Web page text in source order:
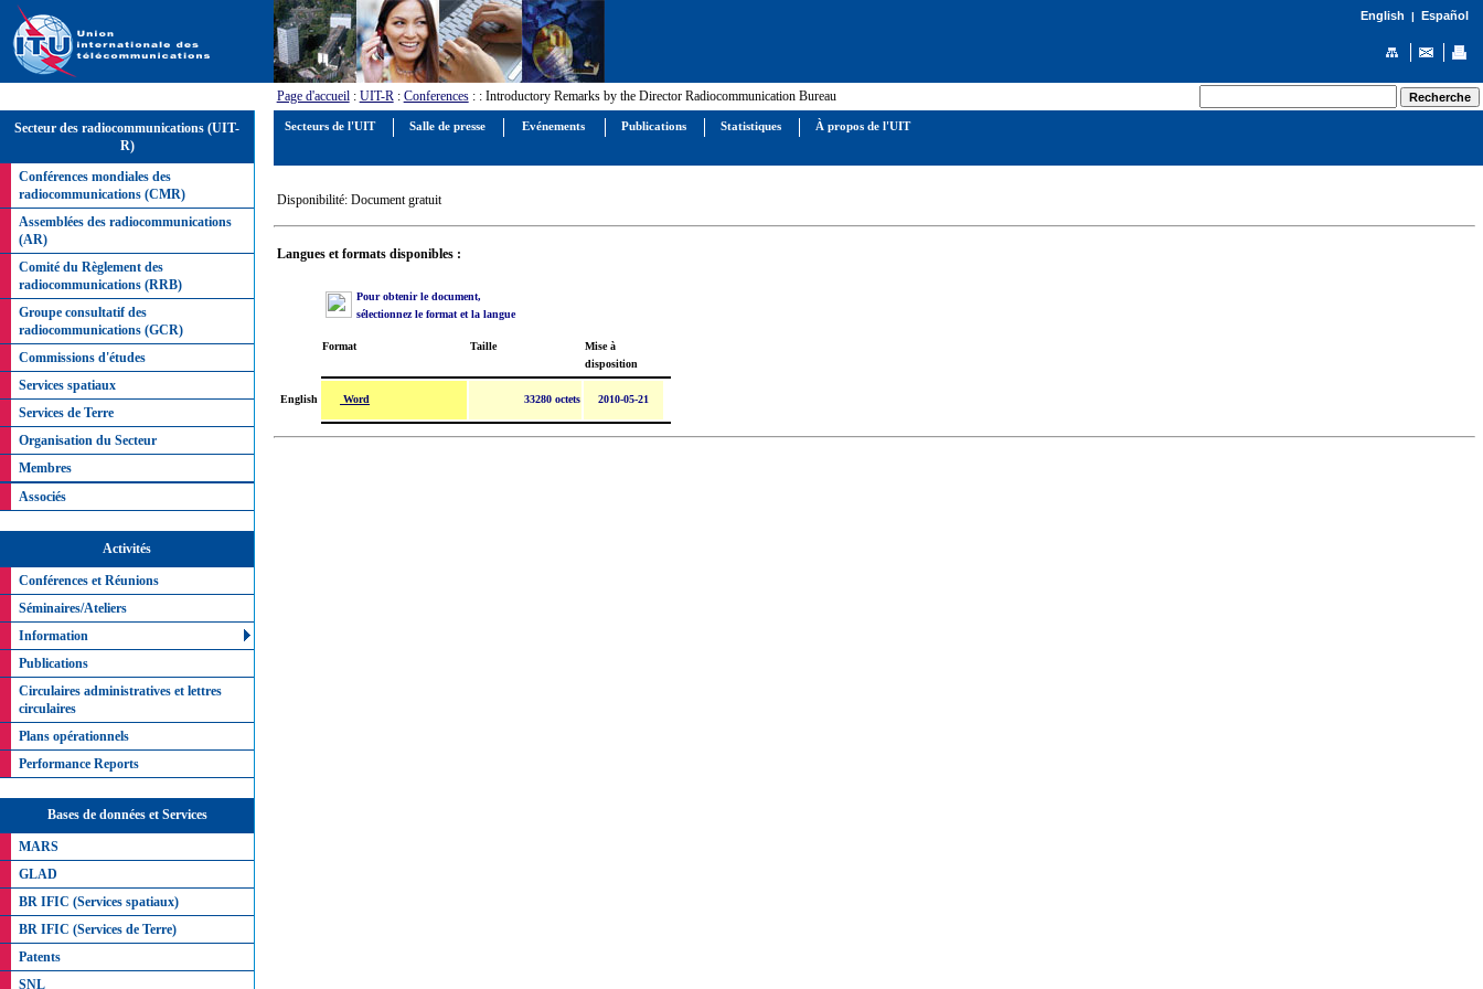
English | Español
Page d'accueil: UIT-R: Conferences: : Introductory Remarks by the Director Radiocommunication Bureau
Secteur des radiocommunications (UIT-
R)
Conférences mondiales des
radiocommunications (CMR)
Assemblées des radiocommunications
(AR)
Comité du Règlement des
radiocommunications (RRB)
Groupe consultatif des
radiocommunications (GCR)
Commissions d'études
Services spatiaux
Services de Terre
Organisation du Secteur
Membres
Associés
Activités
Conférences et Réunions
Séminaires/Ateliers
Information
Publications
Circulaires administratives et lettres
circulaires
Plans opérationnels
Performance Reports
Bases de données et Services
MARS
GLAD
BR IFIC (Services spatiaux)
BR IFIC (Services de Terre)
Patents
SNL
Disponibilité: Document gratuit
Langues et formats disponibles :
Pour obtenir le document,
sélectionnez le format et la langue
Format Taille
Mise à
disposition
English Word 33280 octets 2010-05-21
Secteurs de l'UIT Salle de presse Evénements Publications Statistiques À propos de l'UIT